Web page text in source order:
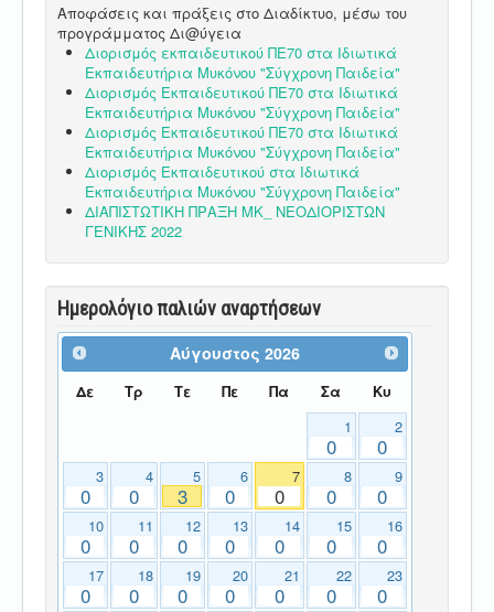
Αποφάσεις και πράξεις στο Διαδίκτυο, μέσω του
προγράμματος Δι@ύγεια
Διορισμός εκπαιδευτικού ΠΕ70 στα Ιδιωτικά
Εκπαιδευτήρια Μυκόνου "Σύγχρονη Παιδεία"
Διορισμός Εκπαιδευτικού ΠΕ70 στα Ιδιωτικά
Εκπαιδευτήρια Μυκόνου "Σύγχρονη Παιδεία"
Διορισμός Εκπαιδευτικού ΠΕ70 στα Ιδιωτικά
Εκπαιδευτήρια Μυκόνου "Σύγχρονη Παιδεία"
Διορισμός Εκπαιδευτικού στα Ιδιωτικά
Εκπαιδευτήρια Μυκόνου "Σύγχρονη Παιδεία"
ΔΙΑΠΙΣΤΩΤΙΚΗ ΠΡΑΞΗ ΜΚ_ ΝΕΟΔΙΟΡΙΣΤΩΝ
ΓΕΝΙΚΗΣ 2022
Ημερολόγιο παλιών αναρτήσεων
Αύγουστος 2026
Δε Τρ Τε Πε Πα Σα Κυ
1
0
2
0
3
0
4
0
5
3
6
0
7
0
8
0
9
0
10
0
11
0
12
0
13
0
14
0
15
0
16
0
17
0
18
0
19
0
20
0
21
0
22
0
23
0